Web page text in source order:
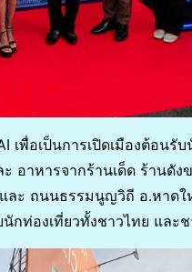
เพื่อเป็นการเปิดเมืองต้อนรั
อาหารจากร้านเด็ด ร้านดั
ะ ถนนธรรมนูญวิถี อ.หาดใ
กท่องเที่ยวทั้งชาวไทย และ